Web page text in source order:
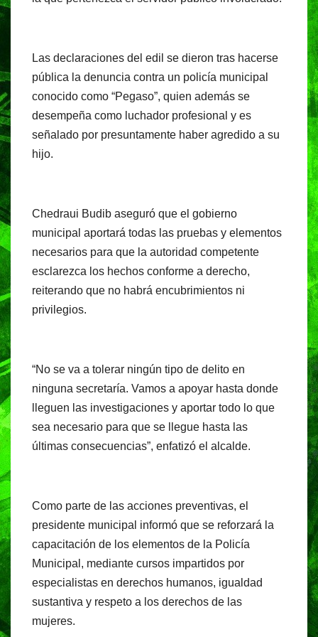
Las declaraciones del edil se dieron tras hacerse
pública la denuncia contra un policía municipal
conocido como “Pegaso”, quien además se
desempeña como luchador profesional y es
señalado por presuntamente haber agredido a su
hijo.
Chedraui Budib aseguró que el gobierno
municipal aportará todas las pruebas y elementos
necesarios para que la autoridad competente
esclarezca los hechos conforme a derecho,
reiterando que no habrá encubrimientos ni
privilegios.
“No se va a tolerar ningún tipo de delito en
ninguna secretaría. Vamos a apoyar hasta donde
lleguen las investigaciones y aportar todo lo que
sea necesario para que se llegue hasta las
últimas consecuencias”, enfatizó el alcalde.
Como parte de las acciones preventivas, el
presidente municipal informó que se reforzará la
capacitación de los elementos de la Policía
Municipal, mediante cursos impartidos por
especialistas en derechos humanos, igualdad
sustantiva y respeto a los derechos de las
mujeres.